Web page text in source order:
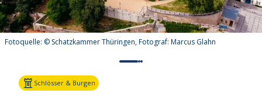
Fotoquelle: © Schatzkammer Thüringen, Fotograf: Marcus Glahn
Schlösser & Burgen